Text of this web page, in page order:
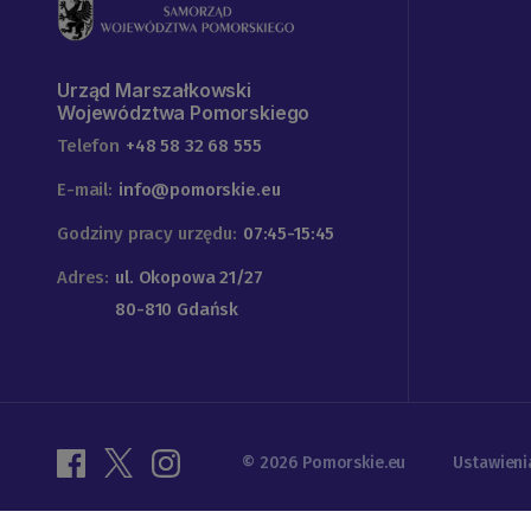
Urząd Marszałkowski
Województwa Pomorskiego
Telefon +48 58 32 68 555
E-mail: info@pomorskie.eu
Godziny pracy urzędu: 07:45-15:45
Adres: ul. Okopowa 21/27
80-810 Gdańsk
© 2026 Pomorskie.eu